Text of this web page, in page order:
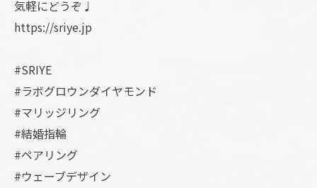
気軽にどうぞ♩
https://sriye.jp
#SRIYE
#ラボグロウンダイヤモンド
#マリッジリング
#結婚指輪
#ペアリング
#ウェーブデザイン